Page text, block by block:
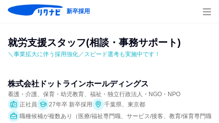
新卒採用
就労支援スタッフ(相談・事務サポート)
＼事業拡大に伴う採用強化／スピード選考も実施中です！
株式会社ドットラインホールディングス
看護・介護、保育・幼児教育、福祉・独立行政法人・NGO・NPO
正社員
27年卒 新卒採用
千葉県、東京都
職種候補が複数あり（医療/福祉専門職、サービス/接客、教育/保育専門職）